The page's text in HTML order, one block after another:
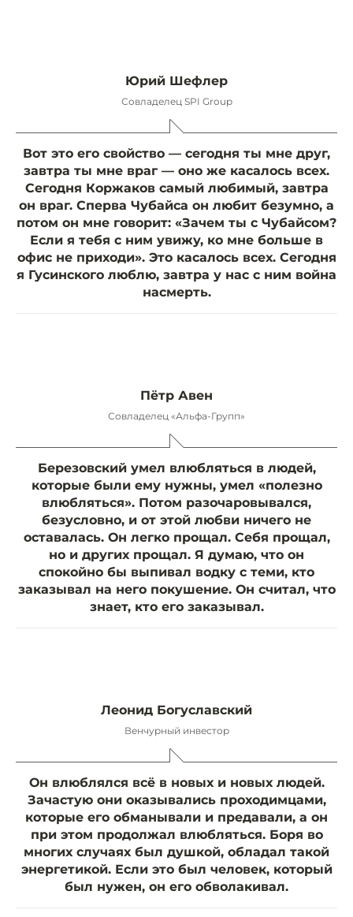
Юрий Шефлер
Совладелец SPI Group
Вот это его свойство — сегодня ты мне друг,
завтра ты мне враг — оно же касалось всех.
Сегодня Коржаков самый любимый, завтра
он враг. Сперва Чубайса он любит безумно, а
потом он мне говорит: «Зачем ты с Чубайсом?
Если я тебя с ним увижу, ко мне больше в
офис не приходи». Это касалось всех. Сегодня
я Гусинского люблю, завтра у нас с ним война
насмерть.
Пётр Авен
Совладелец «Альфа-Групп»
Березовский умел влюбляться в людей,
которые были ему нужны, умел «полезно
влюбляться». Потом разочаровывался,
безусловно, и от этой любви ничего не
оставалась. Он легко прощал. Себя прощал,
но и других прощал. Я думаю, что он
спокойно бы выпивал водку с теми, кто
заказывал на него покушение. Он считал, что
знает, кто его заказывал.
Леонид Богуславский
Венчурный инвестор
Он влюблялся всё в новых и новых людей.
Зачастую они оказывались проходимцами,
которые его обманывали и предавали, а он
при этом продолжал влюбляться. Боря во
многих случаях был душкой, обладал такой
энергетикой. Если это был человек, который
был нужен, он его обволакивал.